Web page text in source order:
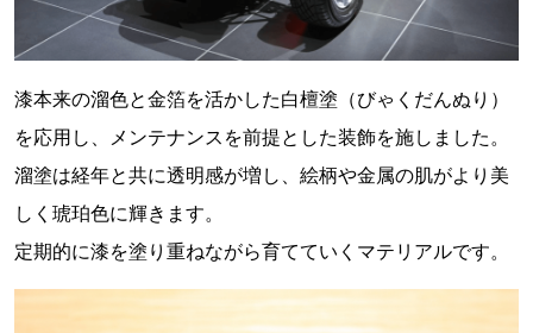
漆本来の溜色と金箔を活かした白檀塗（びゃくだんぬり）
を応用し、メンテナンスを前提とした装飾を施しました。
溜塗は経年と共に透明感が増し、絵柄や金属の肌がより美
しく琥珀色に輝きます。
定期的に漆を塗り重ねながら育てていくマテリアルです。